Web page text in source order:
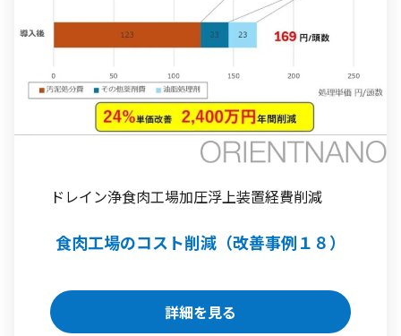
ドレイン浄食肉工場加圧浮上装置経費削減
食肉工場のコスト削減（改善事例１８）
詳細を見る